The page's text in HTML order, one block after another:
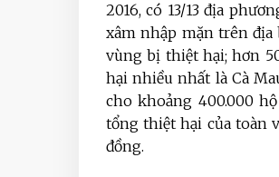
2016, có 13/13 địa
xâm nhập mặn trên địa
vùng bị thiệt hại; hơn
hại nhiều nhất là Cà
cho khoảng 400.000
tổng thiệt hại của toàn
đồng.